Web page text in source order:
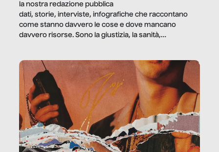
la nostra redazione pubblica
dati, storie, interviste, infografiche che raccontano
come stanno davvero le cose e dove mancano
davvero risorse. Sono la giustizia, la sanità,